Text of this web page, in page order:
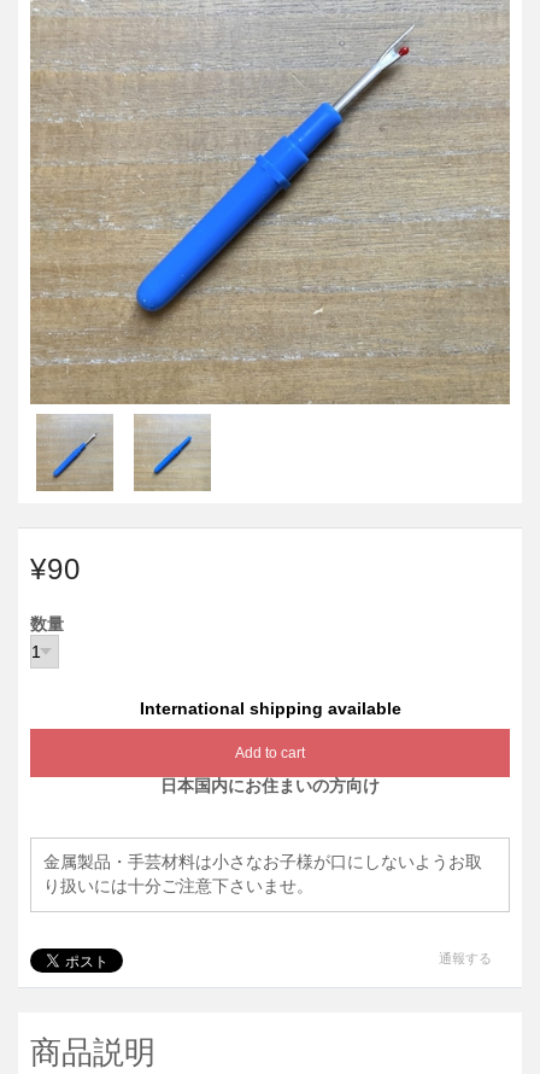
¥90
数量
International shipping available
Add to cart
日本国内にお住まいの方向け
金属製品・手芸材料は小さなお子様が口にしないようお取
り扱いには十分ご注意下さいませ。
通報する
商品説明